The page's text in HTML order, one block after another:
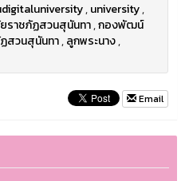
,university,
ราชภัฏสวนสุนันทา,กองพัฒน์
สวนสุนันทา,ลูกพระนาง,
Email